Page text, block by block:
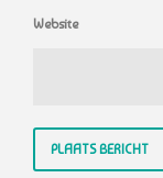
Website